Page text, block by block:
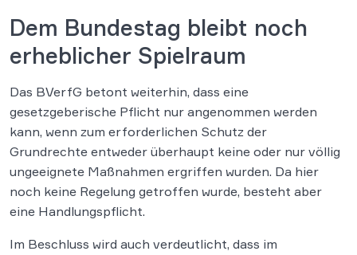
Dem Bundestag bleibt noch
erheblicher Spielraum
Das BVerfG betont weiterhin, dass eine
gesetzgeberische Pflicht nur angenommen werden
kann, wenn zum erforderlichen Schutz der
Grundrechte entweder überhaupt keine oder nur völlig
ungeeignete Maßnahmen ergriffen wurden. Da hier
noch keine Regelung getroffen wurde, besteht aber
eine Handlungspflicht.
Im Beschluss wird auch verdeutlicht, dass im